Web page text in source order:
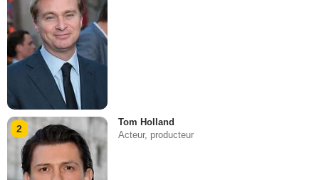
2
Tom Holland
Acteur, producteur